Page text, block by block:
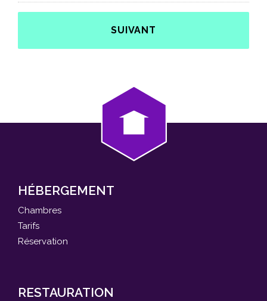
HÉBERGEMENT
Chambres
Tarifs
Réservation
RESTAURATION